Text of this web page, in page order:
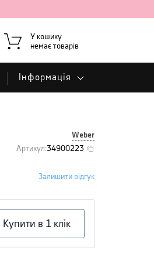
У кошику
немає товарів
Інформація
Weber
Артикул:34900223
Залишити відгук
Купити в 1 клiк